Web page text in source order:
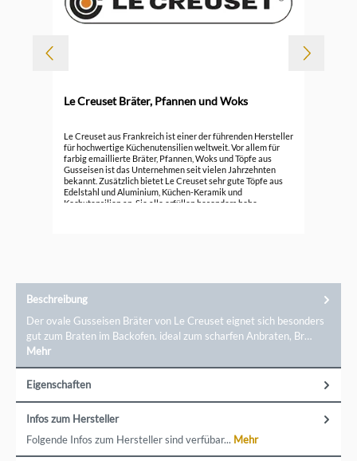
Le Creuset Bräter, Pfannen und Woks
Le Creuset aus Frankreich ist einer der führenden Hersteller
für hochwertige Küchenutensilien weltweit. Vor allem für
farbig emaillierte Bräter, Pfannen, Woks und Töpfe aus
Gusseisen ist das Unternehmen seit vielen Jahrzehnten
bekannt. Zusätzlich bietet Le Creuset sehr gute Töpfe aus
Edelstahl und Aluminium, Küchen-Keramik und
Kochutensilien an. Sie alle erfüllen besonders hohe
Beschreibung
Der ovale Gusseisen Bräter von Le Creuset eignet sich besonders
gut zum Braten im Backofen. ideal zum scharfen Anbraten, Br…
Mehr
Eigenschaften
Infos zum Hersteller
Folgende Infos zum Hersteller sind verfübar... Mehr